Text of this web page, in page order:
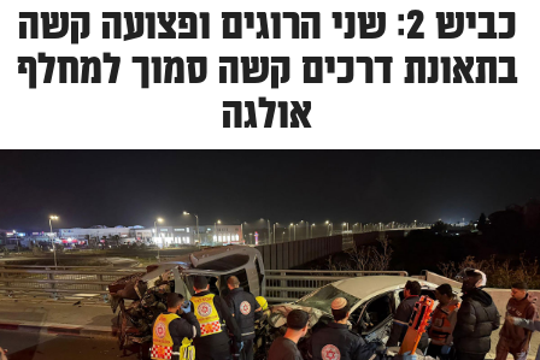
כביש 2: שני הרוגים ופצועה קשה
בתאונת דרכים קשה סמוך למחלף
אולגה